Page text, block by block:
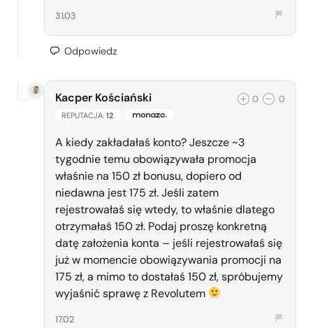
31.03
Odpowiedz
Kacper Kościański
REPUTACJA: 12 ZESPÓŁ MONAZO
0 0
A kiedy zakładałaś konto? Jeszcze ~3
tygodnie temu obowiązywała promocja
właśnie na 150 zł bonusu, dopiero od
niedawna jest 175 zł. Jeśli zatem
rejestrowałaś się wtedy, to właśnie dlatego
otrzymałaś 150 zł. Podaj proszę konkretną
datę założenia konta – jeśli rejestrowałaś się
już w momencie obowiązywania promocji na
175 zł, a mimo to dostałaś 150 zł, spróbujemy
wyjaśnić sprawę z Revolutem
17.02